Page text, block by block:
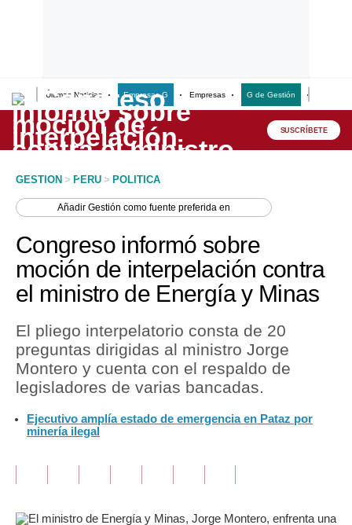
Últimas Noticias Empresas G Empresas G de Gestión
Lo último
Peru Quiosco
Economía
Mercados
Política
Tu Dinero
Finanzas Personales
SUSCRÍBETE
GESTION > PERU > POLITICA
AñadirGestión como fuente preferida en
Congreso informó sobre
moción de interpelación contra
el ministro de Energía y Minas
El pliego interpelatorio consta de 20
preguntas dirigidas al ministro Jorge
Montero y cuenta con el respaldo de
legisladores de varias bancadas.
Ejecutivo amplía estado de emergencia en Pataz por
minería ilegal